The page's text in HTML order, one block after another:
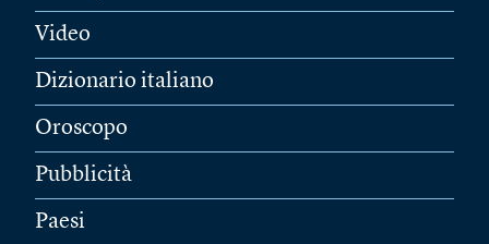
Video
Dizionario italiano
Oroscopo
Pubblicità
Paesi